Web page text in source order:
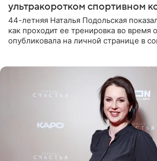
ультракоротком спортивном
44-летняя Наталья Подольская
как проходит ее тренировка во время
опубликовала на личной странице в